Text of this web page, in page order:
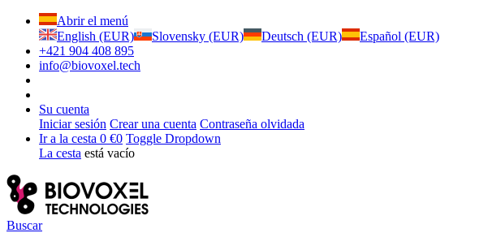
Abrir el menú
English (EUR)
Slovensky (EUR) Deutsch (EUR)
Español (EUR)
+421 904 408 895
info@biovoxel.tech
Su cuenta
Iniciar sesión Crear una cuenta Contraseña olvidada
Ir a la cesta 0 €0 Toggle Dropdown
La cesta está vacío
Buscar